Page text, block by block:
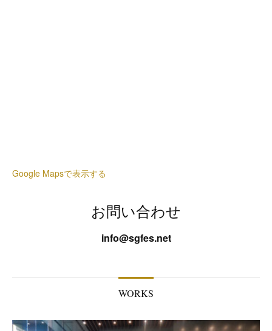
Google Mapsで表示する
お問い合わせ
info@sgfes.net
WORKS